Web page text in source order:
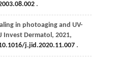
.
in photoaging and UV-
J Invest Dermatol, 2021,
j.jid.2020.11.007.